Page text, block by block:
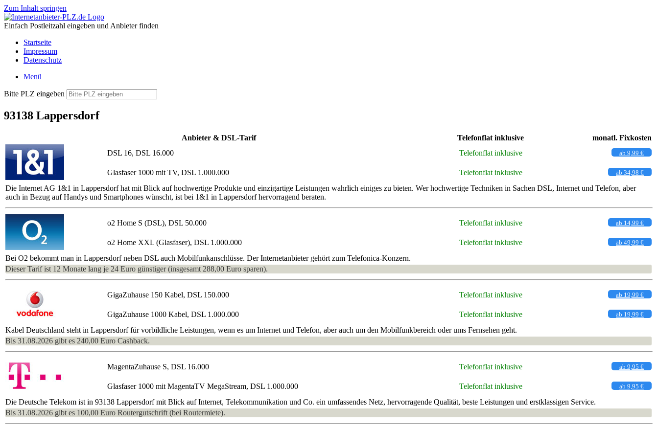
Zum Inhalt springen
Einfach Postleitzahl eingeben und Anbieter finden
Startseite
Impressum
Datenschutz
Menü
Bitte PLZ eingeben
93138 Lappersdorf
Anbieter & DSL-Tarif Telefonflat inklusive
monatl. Fixkosten
DSL 16, DSL 16.000
Telefonflat inklusive ab 9,99 €
Glasfaser 1000 mit TV, DSL 1.000.000 Telefonflat inklusive ab 34,98 €
Die Internet AG 1&1 in Lappersdorf hat mit Blick auf hochwertige Produkte und einzigartige Leistungen wahrlich einiges zu bieten. Wer hochwertige Techniken in Sachen DSL, Internet und Telefon, aber
auch in Bezug auf Handys und Smartphones wünscht, ist bei 1&1 in Lappersdorf hervorragend beraten.
o2 Home S (DSL), DSL 50.000 Telefonflat inklusive ab 14,99 €
o2 Home XXL (Glasfaser), DSL 1.000.000 Telefonflat inklusive ab 49,99 €
Bei O2 bekommt man in Lappersdorf neben DSL auch Mobilfunkanschlüsse. Der Internetanbieter gehört zum Telefonica-Konzern.
Dieser Tarif ist 12 Monate lang je 24 Euro günstiger (insgesamt 288,00 Euro sparen).
GigaZuhause 150 Kabel, DSL 150.000 Telefonflat inklusive ab 19,99 €
GigaZuhause 1000 Kabel, DSL 1.000.000 Telefonflat inklusive ab 19,99 €
Kabel Deutschland steht in Lappersdorf für vorbildliche Leistungen, wenn es um Internet und Telefon, aber auch um den Mobilfunkbereich oder ums Fernsehen geht.
Bis 31.08.2026 gibt es 240,00 Euro Cashback.
MagentaZuhause S, DSL 16.000 Telefonflat inklusive ab 9,95 €
Glasfaser 1000 mit MagentaTV MegaStream, DSL 1.000.000 Telefonflat inklusive ab 9,95 €
Die Deutsche Telekom ist in 93138 Lappersdorf mit Blick auf Internet, Telekommunikation und Co. ein umfassendes Netz, hervorragende Qualität, beste Leistungen und erstklassigen Service.
Bis 31.08.2026 gibt es 100,00 Euro Routergutschrift (bei Routermiete).